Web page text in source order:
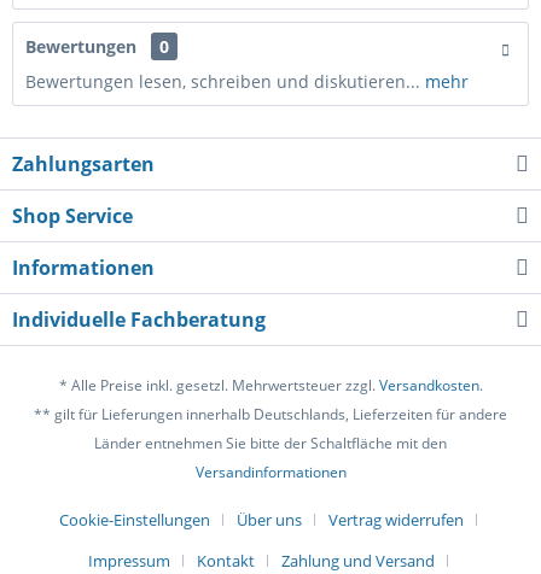
Bewertungen
0
Bewertungen lesen, schreiben und diskutieren... mehr
Zahlungsarten
Shop Service
Informationen
Individuelle Fachberatung
* Alle Preise inkl. gesetzl. Mehrwertsteuer zzgl.Versandkosten.
** gilt für Lieferungen innerhalb Deutschlands, Lieferzeiten für andere
Länder entnehmen Sie bitte der Schaltfläche mit den
Versandinformationen
Cookie-Einstellungen Über uns
Vertrag widerrufen
Impressum
Kontakt Zahlung und Versand